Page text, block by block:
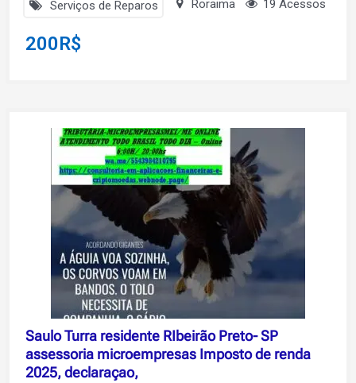
Serviços de Reparos Roraima 19 Acessos
200R$
Saulo Turra residente RIbeirão Preto- SP
assessoria microempresas Imposto de renda
2025, declaraçao,